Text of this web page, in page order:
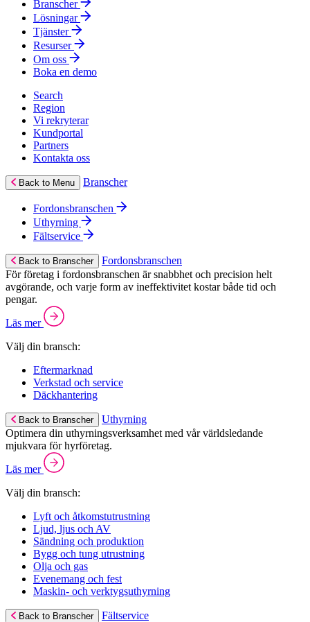
Branscher
Lösningar
Tjänster
Resurser
Om oss
Boka en demo
Search
Region
Vi rekryterar
Kundportal
Partners
Kontakta oss
Back to Menu Branscher
Fordonsbranschen
Uthyrning
Fältservice
Back to Branscher
Fordonsbranschen
För företag i fordonsbranschen är snabbhet och precision helt
avgörande, och varje form av ineffektivitet kostar både tid och
pengar.
Läs mer
Välj din bransch:
Eftermarknad
Verkstad och service
Däckhantering
Back to Branscher
Uthyrning
Optimera din uthyrningsverksamhet med vår världsledande
mjukvara för hyrföretag.
Läs mer
Välj din bransch:
Lyft och åtkomstutrustning
Ljud, ljus och AV
Sändning och produktion
Bygg och tung utrustning
Olja och gas
Evenemang och fest
Maskin- och verktygsuthyrning
Back to Branscher
Fältservice